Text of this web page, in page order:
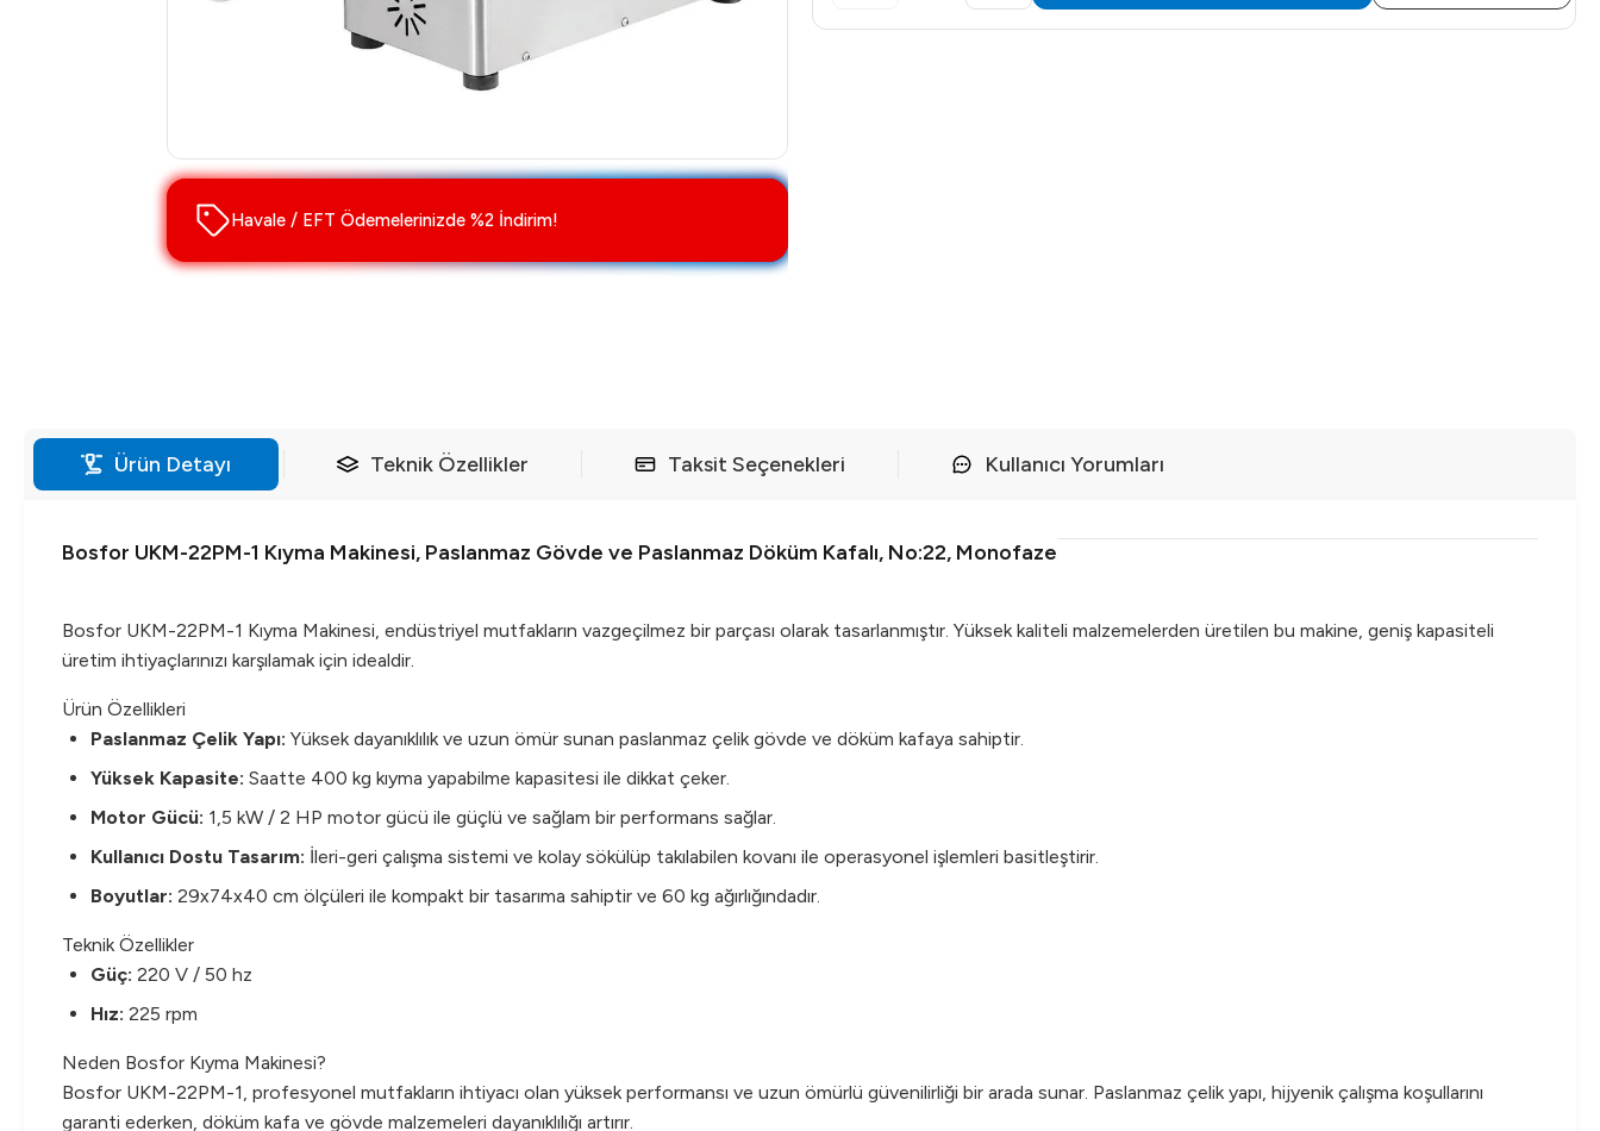
Havale / EFT Ödemelerinizde %2 İndirim!
Ürün Detayı Teknik Özellikler Taksit Seçenekleri Kullanıcı Yorumları
Bosfor UKM-22PM-1 Kıyma Makinesi, Paslanmaz Gövde ve Paslanmaz Döküm Kafalı, No:22, Monofaze
Bosfor UKM-22PM-1 Kıyma Makinesi, endüstriyel mutfakların vazgeçilmez bir parçası olarak tasarlanmıştır. Yüksek kaliteli malzemelerden üretilen bu makine, geniş kapasiteli
üretim ihtiyaçlarınızı karşılamak için idealdir.
Ürün Özellikleri
Paslanmaz Çelik Yapı: Yüksek dayanıklılık ve uzun ömür sunan paslanmaz çelik gövde ve döküm kafaya sahiptir.
Yüksek Kapasite: Saatte 400 kg kıyma yapabilme kapasitesi ile dikkat çeker.
Motor Gücü: 1,5 kW / 2 HP motor gücü ile güçlü ve sağlam bir performans sağlar.
Kullanıcı Dostu Tasarım: İleri-geri çalışma sistemi ve kolay sökülüp takılabilen kovanı ile operasyonel işlemleri basitleştirir.
Boyutlar: 29x74x40 cm ölçüleri ile kompakt bir tasarıma sahiptir ve 60 kg ağırlığındadır.
Teknik Özellikler
Güç: 220 V / 50 hz
Hız: 225 rpm
Neden Bosfor Kıyma Makinesi?
Bosfor UKM-22PM-1, profesyonel mutfakların ihtiyacı olan yüksek performansı ve uzun ömürlü güvenilirliği bir arada sunar. Paslanmaz çelik yapı, hijyenik çalışma koşullarını
garanti ederken, döküm kafa ve gövde malzemeleri dayanıklılığı artırır.